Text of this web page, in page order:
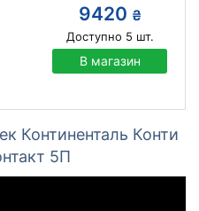
9420 ₴
Доступно 5 шт.
В магазин
Континенталь Конти
5П